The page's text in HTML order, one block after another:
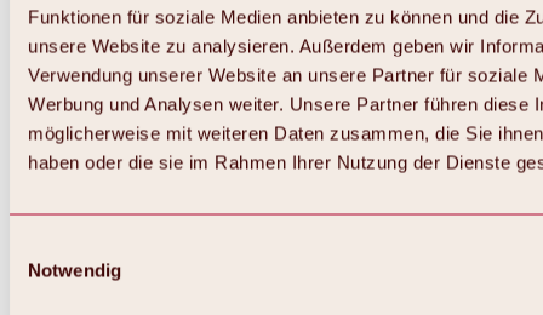
Funktionen für soziale Medien anbieten zu können und die
unsere Website zu analysieren. Außerdem geben wir
Verwendung unserer Website an unsere Partner für soziale
Werbung und Analysen weiter. Unsere Partner führen diese
möglicherweise mit weiteren Daten zusammen, die Sie
haben oder die sie im Rahmen Ihrer Nutzung der Dienste
Notwendig